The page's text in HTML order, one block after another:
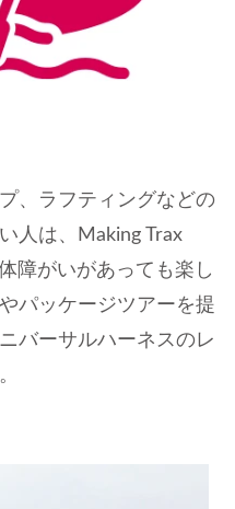
、ラフティングなどの
人は、Making Trax
障がいがあっても楽し
パッケージツアーを提
バーサルハーネスのレ